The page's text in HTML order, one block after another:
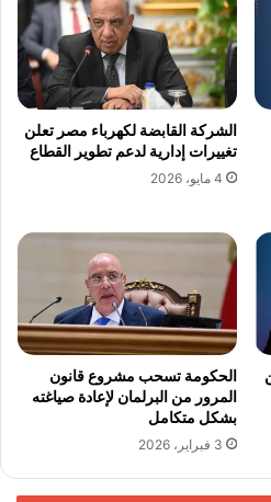
الشركة القابضة لكهرباء مصر تعلن
تغييرات إدارية لدعم تطوير القطاع
4 مايو، 2026
الحكومة تسحب مشروع قانون
المرور من البرلمان لإعادة صياغته
بشكل متكامل
3 فبراير، 2026